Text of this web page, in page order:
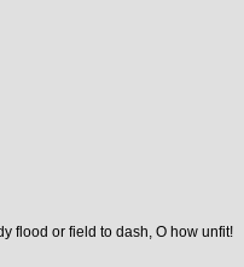
flood or field to dash, O how unfit!